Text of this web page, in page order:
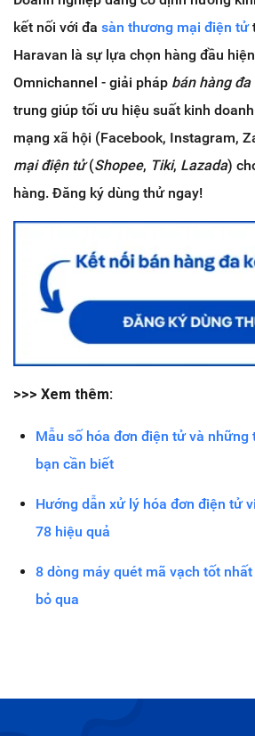
kết nối với đa sàn thương mại điện tử
Haravan là sự lựa chọn hàng đầu
Omnichannel - giải pháp bán hàng đa
trung giúp tối ưu hiệu suất kinh
mạng xã hội (Facebook, Instagram,
mại điện tử(Shopee, Tiki, Lazada)
hàng. Đăng ký dùng thử ngay!
>>> Xem thêm:
Mẫu số hóa đơn điện tử và những
bạn cần biết
Hướng dẫn xử lý hóa đơn điện tử
78 hiệu quả
8 dòng máy quét mã vạch tốt
bỏ qua